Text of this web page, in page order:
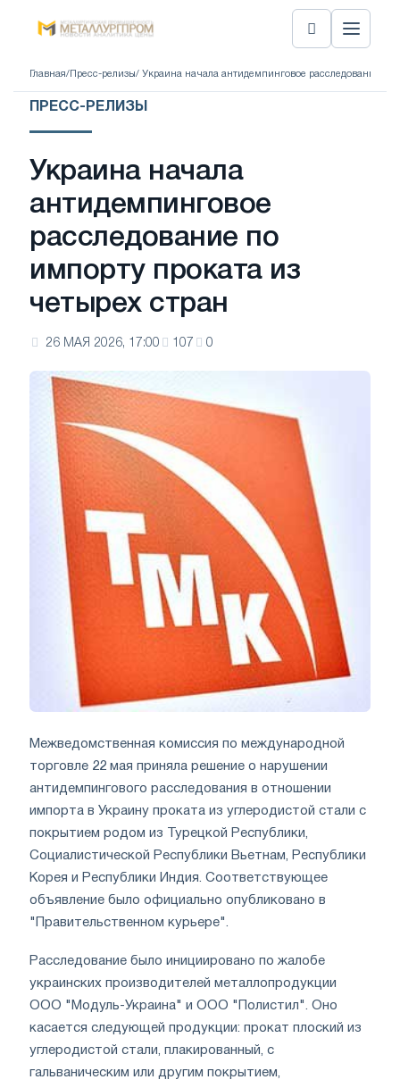
Главная/ Пресс-релизы/ Украина начала антидемпинговое расследование по
ПРЕСС-РЕЛИЗЫ
Украина начала
антидемпинговое
расследование по
импорту проката из
четырех стран
26 МАЯ 2026, 17:00 107 0
Межведомственная комиссия по международной
торговле 22 мая приняла решение о нарушении
антидемпингового расследования в отношении
импорта в Украину проката из углеродистой стали с
покрытием родом из Турецкой Республики,
Социалистической Республики Вьетнам, Республики
Корея и Республики Индия. Соответствующее
объявление было официально опубликовано в
"Правительственном курьере".
Расследование было инициировано по жалобе
украинских производителей металлопродукции
ООО "Модуль-Украина" и ООО "Полистил". Оно
касается следующей продукции: прокат плоский из
углеродистой стали, плакированный, с
гальваническим или другим покрытием,